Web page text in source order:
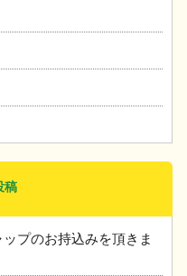
稿
プのお持込みを頂きま